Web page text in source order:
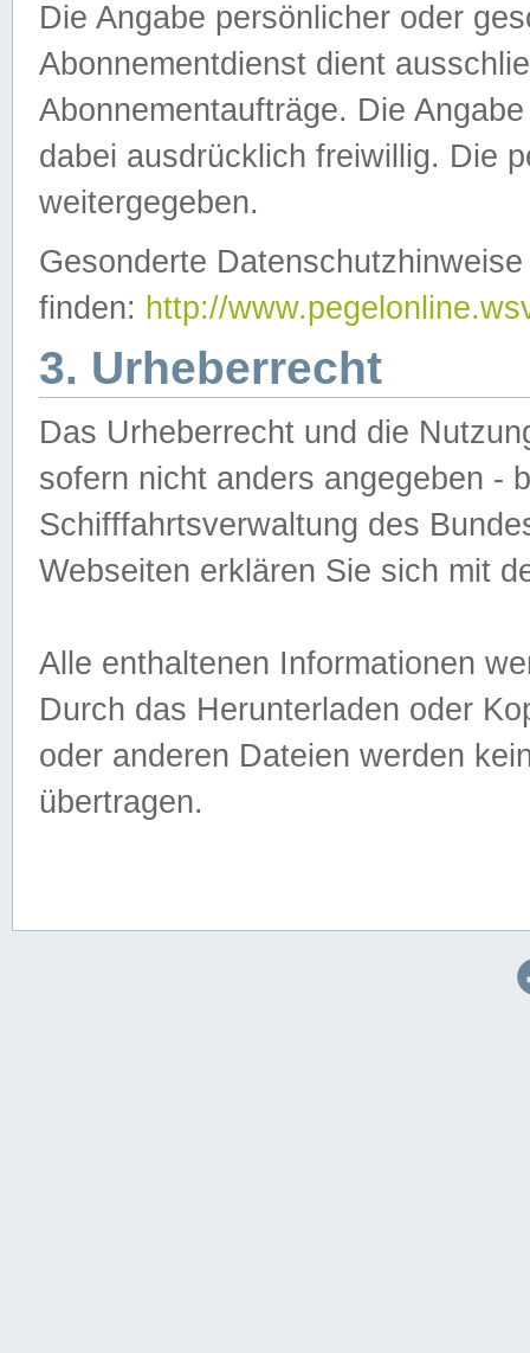
Die Angabe persönlicher oder
Abonnementdienst dient
Abonnementaufträge. Die
dabei ausdrücklich freiwillig. Die
weitergegeben.
Gesonderte
finden: http://
3. Urheberrecht
Das Urheberrecht und die
sofern nicht anders angegeben -
Schifffahrtsverwaltung des
Webseiten erklären Sie sich mit
Alle enthaltenen Informationen
Durch das Herunterladen oder
oder anderen Dateien werden
übertragen.